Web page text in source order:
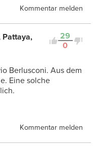
Kommentar melden
29
0
Pattaya,
Berlusconi. Aus dem
Eine solche
Kommentar melden